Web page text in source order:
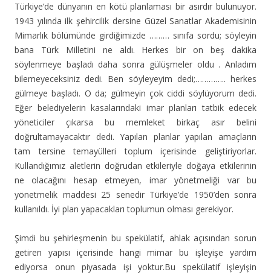
Türkiye’de dünyanın en kötü planlaması bir asırdır bulunuyor.
1943 yılında ilk şehircilik dersine Güzel Sanatlar Akademisinin
Mimarlık bölümünde girdiğimizde ……… sınıfa sordu; söyleyin
bana Türk Milletini ne aldı. Herkes bir on beş dakika
söylenmeye başladı daha sonra gülüşmeler oldu . Anladım
bilemeyeceksiniz dedi. Ben söyleyeyim dedi;………….. herkes
gülmeye başladı. O da; gülmeyin çok ciddi söylüyorum dedi.
Eğer belediyelerin kasalarındaki imar planları tatbik edecek
yöneticiler çıkarsa bu memleket birkaç asır belini
doğrultamayacaktır dedi. Yapılan planlar yapılan amaçların
tam tersine temayülleri toplum içerisinde geliştiriyorlar.
Kullandığımız aletlerin doğrudan etkileriyle doğaya etkilerinin
ne olacağını hesap etmeyen, imar yönetmeliği var bu
yönetmelik maddesi 25 senedir Türkiye’de 1950’den sonra
kullanıldı. İyi plan yapacakları toplumun olması gerekiyor.
Şimdi bu şehirleşmenin bu spekülatif, ahlak açısından sorun
getiren yapısı içerisinde hangi mimar bu işleyişe yardım
ediyorsa onun piyasada işi yoktur.Bu spekülatif işleyişin